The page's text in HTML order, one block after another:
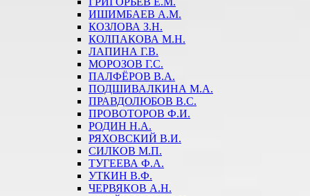
ИШИМБАЕВ А.М.
КОЗЛОВА З.Н.
КОЛПАКОВА М.Н.
ЛАПИНА Г.В.
МОРОЗОВ Г.С.
ПАЛФЁРОВ В.А.
ПОДШИВАЛКИНА М.А.
ПРАВДОЛЮБОВ В.С.
ПРОВОТОРОВ Ф.И.
РОДИН Н.А.
РЯХОВСКИЙ В.И.
СИЛКОВ М.П.
ТУГЕЕВА Ф.А.
УТКИН В.Ф.
ЧЕРВЯКОВ А.Н.